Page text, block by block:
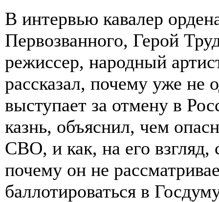
В интервью кавалер
Первозванного, Герой
режиссер, народный
рассказал, почему уже не
выступает за отмену в
казнь, объяснил, чем
СВО, и как, на его
почему он не
баллотироваться в